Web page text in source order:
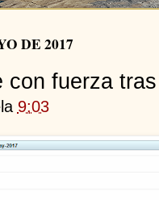
DE 2017
con fuerza
9:03